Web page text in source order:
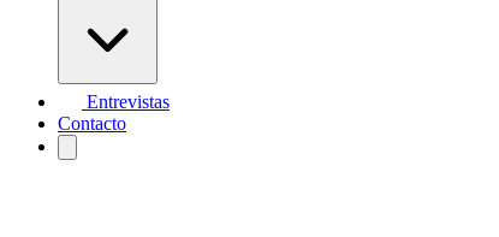
Entrevistas
Contacto